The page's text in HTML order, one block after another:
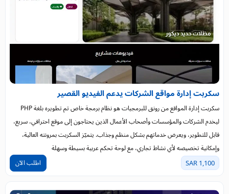
سكربت إدارة مواقع الشركات يدعم الفيديو القصير
سكربت إدارة المواقع من رونق للبرمجيات هو نظام برمجة خاص تم تطويره بلغة PHP
ليخدم الشركات والمؤسسات وأصحاب الأعمال الذين يحتاجون إلى موقع احترافي، سريع،
قابل للتطوير، ويعرض خدماتهم بشكل منظم وجذاب. يتميّز السكربت بمرونته العالية،
وإمكانية تخصيصه لأي نشاط تجاري، مع لوحة تحكم عربية بسيطة وسهلة
1,100 SAR اطلب الآن